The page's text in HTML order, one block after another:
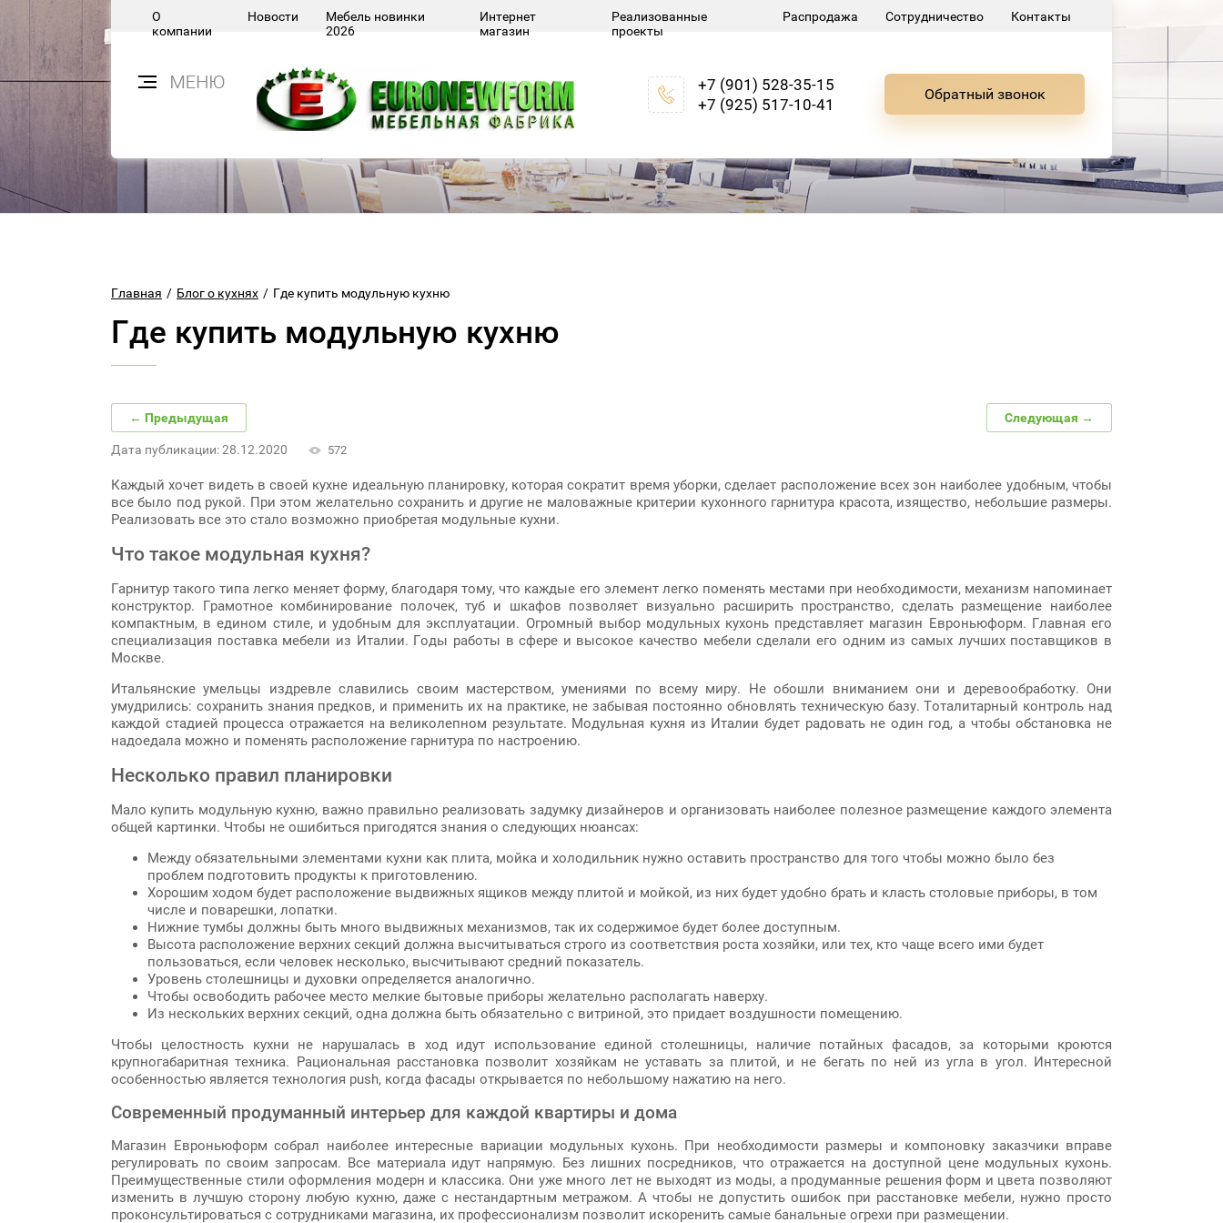
О
компании
Новости
Мебель новинки
2026
Интернет
магазин
Реализованные
проекты
Распродажа Сотрудничество Контакты
+7 (901) 528-35-15
+7 (925) 517-10-41
Обратный звонок
Главная / Блог о кухнях / Где купить модульную кухню
Где купить модульную кухню
← Предыдущая Следующая →
Дата публикации: 28.12.2020 572
Каждый хочет видеть в своей кухне идеальную планировку, которая сократит время уборки, сделает расположение всех зон наиболее удобным, чтобы
все было под рукой. При этом желательно сохранить и другие не маловажные критерии кухонного гарнитура красота, изящество, небольшие размеры.
Реализовать все это стало возможно приобретая модульные кухни.
Что такое модульная кухня?
Гарнитур такого типа легко меняет форму, благодаря тому, что каждые его элемент легко поменять местами при необходимости, механизм напоминает
конструктор. Грамотное комбинирование полочек, туб и шкафов позволяет визуально расширить пространство, сделать размещение наиболее
компактным, в едином стиле, и удобным для эксплуатации. Огромный выбор модульных кухонь представляет магазин Евроньюформ. Главная его
специализация поставка мебели из Италии. Годы работы в сфере и высокое качество мебели сделали его одним из самых лучших поставщиков в
Москве.
Итальянские умельцы издревле славились своим мастерством, умениями по всему миру. Не обошли вниманием они и деревообработку. Они
умудрились: сохранить знания предков, и применить их на практике, не забывая постоянно обновлять техническую базу. Тоталитарный контроль над
каждой стадией процесса отражается на великолепном результате. Модульная кухня из Италии будет радовать не один год, а чтобы обстановка не
надоедала можно и поменять расположение гарнитура по настроению.
Несколько правил планировки
Мало купить модульную кухню, важно правильно реализовать задумку дизайнеров и организовать наиболее полезное размещение каждого элемента
общей картинки. Чтобы не ошибиться пригодятся знания о следующих нюансах:
Между обязательными элементами кухни как плита, мойка и холодильник нужно оставить пространство для того чтобы можно было без
проблем подготовить продукты к приготовлению.
Хорошим ходом будет расположение выдвижных ящиков между плитой и мойкой, из них будет удобно брать и класть столовые приборы, в том
числе и поварешки, лопатки.
Нижние тумбы должны быть много выдвижных механизмов, так их содержимое будет более доступным.
Высота расположение верхних секций должна высчитываться строго из соответствия роста хозяйки, или тех, кто чаще всего ими будет
пользоваться, если человек несколько, высчитывают средний показатель.
Уровень столешницы и духовки определяется аналогично.
Чтобы освободить рабочее место мелкие бытовые приборы желательно располагать наверху.
Из нескольких верхних секций, одна должна быть обязательно с витриной, это придает воздушности помещению.
Чтобы целостность кухни не нарушалась в ход идут использование единой столешницы, наличие потайных фасадов, за которыми кроются
крупногабаритная техника. Рациональная расстановка позволит хозяйкам не уставать за плитой, и не бегать по ней из угла в угол. Интересной
особенностью является технология push, когда фасады открывается по небольшому нажатию на него.
Современный продуманный интерьер для каждой квартиры и дома
Магазин Евроньюформ собрал наиболее интересные вариации модульных кухонь. При необходимости размеры и компоновку заказчики вправе
регулировать по своим запросам. Все материала идут напрямую. Без лишних посредников, что отражается на доступной цене модульных кухонь.
Преимущественные стили оформления модерн и классика. Они уже много лет не выходят из моды, а продуманные решения форм и цвета позволяют
изменить в лучшую сторону любую кухню, даже с нестандартным метражом. А чтобы не допустить ошибок при расстановке мебели, нужно просто
проконсультироваться с сотрудниками магазина, их профессионализм позволит искоренить самые банальные огрехи при размещении.